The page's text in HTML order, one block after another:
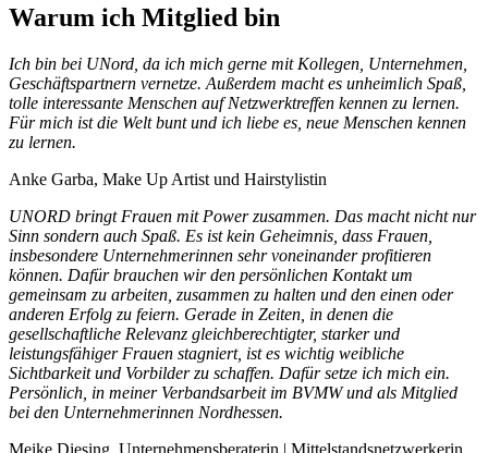
Warum ich Mitglied bin
Ich bin bei UNord, da ich mich gerne mit Kollegen, Unternehmen,
Geschäftspartnern vernetze. Außerdem macht es unheimlich Spaß,
tolle interessante Menschen auf Netzwerktreffen kennen zu lernen.
Für mich ist die Welt bunt und ich liebe es, neue Menschen kennen
zu lernen.
Anke Garba, Make Up Artist und Hairstylistin
UNORD bringt Frauen mit Power zusammen. Das macht nicht nur
Sinn sondern auch Spaß. Es ist kein Geheimnis, dass Frauen,
insbesondere Unternehmerinnen sehr voneinander profitieren
können. Dafür brauchen wir den persönlichen Kontakt um
gemeinsam zu arbeiten, zusammen zu halten und den einen oder
anderen Erfolg zu feiern. Gerade in Zeiten, in denen die
gesellschaftliche Relevanz gleichberechtigter, starker und
leistungsfähiger Frauen stagniert, ist es wichtig weibliche
Sichtbarkeit und Vorbilder zu schaffen. Dafür setze ich mich ein.
Persönlich, in meiner Verbandsarbeit im BVMW und als Mitglied
bei den Unternehmerinnen Nordhessen.
Meike Diesing, Unternehmensberaterin | Mittelstandsnetzwerkerin